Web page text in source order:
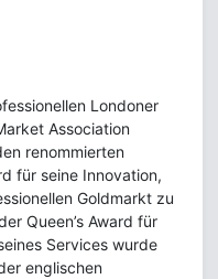
Londoner
Association
renommierten
für seine Innovation,
Goldmarkt zu
Queen’s Award für
Services wurde
englischen